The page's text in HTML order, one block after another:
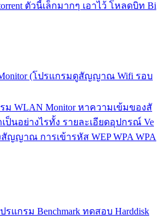
ตัวนี้เล็กมากๆ เอาไว้ โหลดบิท Bi
Monitor (โปรแกรมดูสัญญาณ Wifi รอบ
ม WLAN Monitor หาความเข้มของสั
ป็นอย่างไรทั้ง รายละเอียดอุปกรณ์ Ve
ญญาณ การเข้ารหัส WEP WPA WPA
รแกรม Benchmark ทดสอบ Harddisk